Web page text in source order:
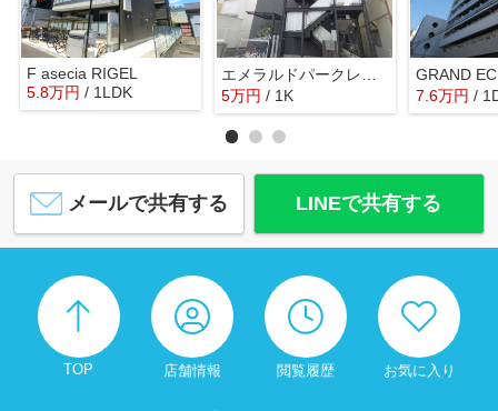
F asecia RIGEL
5.8万円 / 1LDK
5万円 / 1K 7.6万円 /
メールで共有する LINEで共有する
TOP 店舗情報 閲覧履歴 お気に入り